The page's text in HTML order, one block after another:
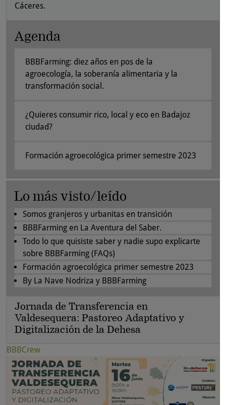
Cáceres.
Agenda
BBBFarming: diez años en pos de la
agroecología, la soberanía alimentaria y la
transformación social.
¿Quieres consumir rico, local y eco en Badajoz
ciudad?
Formación agroecológica primer semestre 2023
Lo más visto/leído
Somos granjeros y urbanitas en transición
BBBFarming en La Aventura del Saber.
Todo lo que quisiste saber y nadie supo explicarte
sobre BBBFarming (FAQs)
Formación agroecológica primer semestre 2023
By La Nave Nodriza y BBBFarming
Jornada de Transferencia en
Valdesequera: Pastoreo Adaptativo y
Digitalización de la Dehesa
BBBCrew